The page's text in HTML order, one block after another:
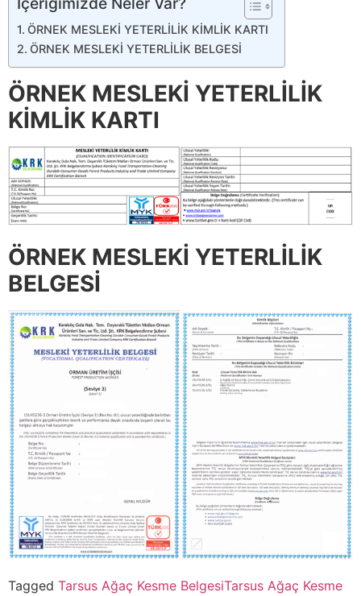
ÖRNEK MESLEKİ YETERLİLİK KİMLİK KARTI
ÖRNEK MESLEKİ YETERLİLİK BELGESİ
ÖRNEK MESLEKİ YETERLİLİK
KİMLİK KARTI
ÖRNEK MESLEKİ YETERLİLİK
BELGESİ
Tagged Tarsus Ağaç Kesme BelgesiTarsus Ağaç Kesme